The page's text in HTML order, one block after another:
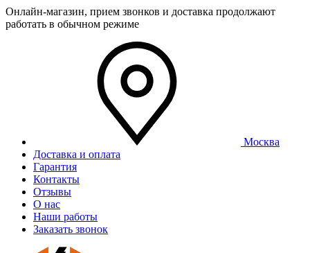
Онлайн-магазин, прием звонков и доставка продолжают
работать в обычном режиме
Москва
Доставка и оплата
Гарантия
Контакты
Отзывы
О нас
Наши работы
Заказать звонок